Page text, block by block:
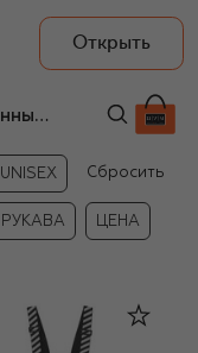
Открыть
Чёрная комбинированные куртки для девочек Perfect Moment
UNISEX Сбросить
РУКАВА ЦЕНА